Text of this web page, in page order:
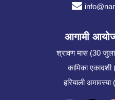
आगामी
श्रावण मास (30
कामिका
हरियाली